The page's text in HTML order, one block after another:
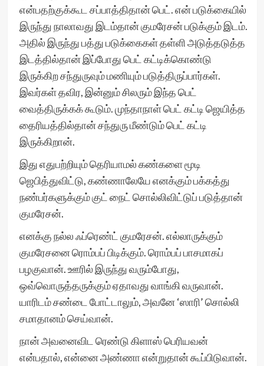
என்பதற்குக்கூட சப்பாத்திதான் பெட். என் படுக்கையில்
இருந்து நாலாவது இடம்தான் குமரேசன் படுக்கும் இடம்.
அதில் இருந்து பத்து படுக்கைகள் தள்ளி அடுத்தடுத்த
இடத்தில்தான் இப்போது பெட் கட்டிக்கொண்டு
இருக்கிற சந்துருவும் மணியும் படுத்திருப்பார்கள்.
இவர்கள் தவிர, இன்னும் சிலரும் இந்த பெட்
வைத்திருக்கக் கூடும். முந்தாநாள் பெட் கட்டி ஜெயித்த
தைரியத்தில்தான் சந்துரு மீண்டும் பெட் கட்டி
இருக்கிறான்.
இது எதுபற்றியும் தெரியாமல் கண்களை மூடி
ஜெபித்துவிட்டு, கண்ணாலேயே எனக்கும் பக்கத்து
நண்பர்களுக்கும் குட் நைட் சொல்லிவிட்டுப் படுத்தான்
குமரேசன்.
எனக்கு நல்ல ஃப்ரெண்ட் குமரேசன். எல்லாருக்கும்
குமரேசனை ரொம்பப் பிடிக்கும். ரொம்பப் பாசமாகப்
பழகுவான். ஊரில் இருந்து வரும்போது,
ஒவ்வொருத்தருக்கும் ஏதாவது வாங்கி வருவான்.
யாரிடம் சண்டை போட்டாலும், அவனே ‘ஸாரி’ சொல்லி
சமாதானம் செய்வான்.
நான் அவனைவிட ரெண்டு கிளாஸ் பெரியவன்
என்பதால், என்னை அண்ணா என்றுதான் கூப்பிடுவான்.